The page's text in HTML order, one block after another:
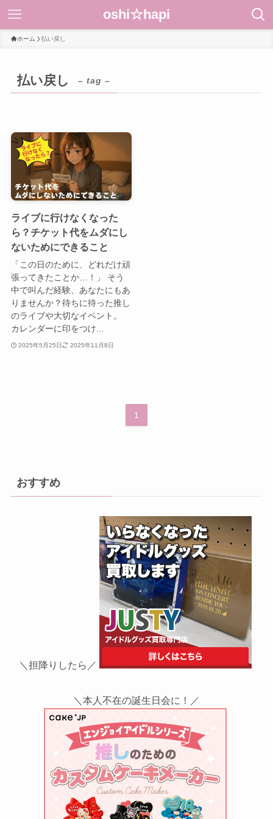
oshi☆hapi
ホーム 払い戻し
払い戻し – tag –
ライブに行けなくなった
ら？チケット代をムダにし
ないためにできること
「この日のために、どれだけ頑
張ってきたことか…！」 そう
中で叫んだ経験、あなたにもあ
りませんか？待ちに待った推し
のライブや大切なイベント。
カレンダーに印をつけ...
2025年5月25日 2025年11月8日
1
おすすめ
＼担降りしたら／
＼本人不在の誕生日会に！／